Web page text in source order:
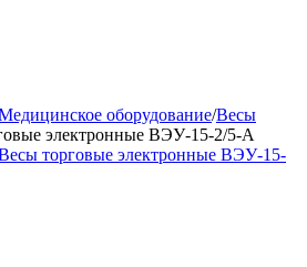
оборудование/Весы
электронные ВЭУ-15-2/5-А